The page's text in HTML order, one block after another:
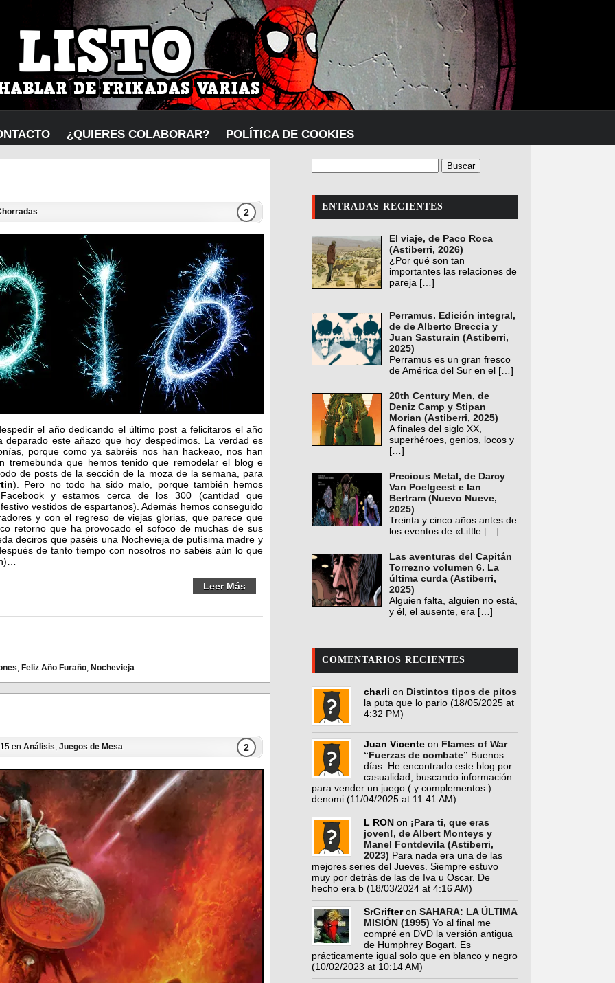
¿QUIERES COLABORAR? POLÍTICA DE COOKIES
2
el año dedicando el último post a felicitaros el año
este añazo que hoy despedimos. La verdad es
porque como ya sabréis nos han hackeao, nos han
tremebunda que hemos tenido que remodelar el blog e
de posts de la sección de la moza de la semana, para
). Pero no todo ha sido malo, porque también hemos
y estamos cerca de los 300 (cantidad que
vestidos de espartanos). Además hemos conseguido
y con el regreso de viejas glorias, que parece que
retorno que ha provocado el sofoco de muchas de sus
deciros que paséis una Nochevieja de putísima madre y
de tanto tiempo con nosotros no sabéis aún lo que
Leer Más
, Feliz Año Furaño, Nochevieja
en Análisis, Juegos de Mesa 2
ENTRADAS RECIENTES
El viaje, de Paco Roca
(Astiberri, 2026)
¿Por qué son tan
importantes las relaciones de
pareja […]
Perramus. Edición integral,
de de Alberto Breccia y
Juan Sasturain (Astiberri,
2025)
Perramus es un gran fresco
de América del Sur en el […]
20th Century Men, de
Deniz Camp y Stipan
Morian (Astiberri, 2025)
A finales del siglo XX,
superhéroes, genios, locos y
[…]
Precious Metal, de Darcy
Van Poelgeest e Ian
Bertram (Nuevo Nueve,
2025)
Treinta y cinco años antes de
los eventos de «Little […]
Las aventuras del Capitán
Torrezno volumen 6. La
última curda (Astiberri,
2025)
Alguien falta, alguien no está,
y él, el ausente, era […]
COMENTARIOS RECIENTES
charli on Distintos tipos de pitos
la puta que lo pario (18/05/2025 at
4:32 PM)
Juan Vicente on Flames of War
“Fuerzas de combate” Buenos
días: He encontrado este blog por
casualidad, buscando información
para vender un juego ( y complementos )
denomi (11/04/2025 at 11:41 AM)
L RON on ¡Para ti, que eras
joven!, de Albert Monteys y
Manel Fontdevila (Astiberri,
2023) Para nada era una de las
mejores series del Jueves. Siempre estuvo
muy por detrás de las de Iva u Oscar. De
hecho era b (18/03/2024 at 4:16 AM)
SrGrifteron SAHARA: LA ÚLTIMA
MISIÓN (1995) Yo al final me
compré en DVD la versión antigua
de Humphrey Bogart. Es
prácticamente igual solo que en blanco y negro
(10/02/2023 at 10:14 AM)